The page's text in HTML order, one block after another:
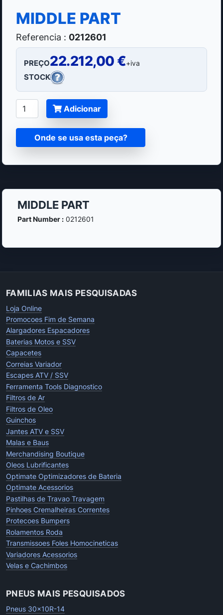
MIDDLE PART
Referencia : 0212601
PREÇO22.212,00 €+iva
STOCK
Adicionar
Onde se usa esta peça?
MIDDLE PART
Part Number :0212601
FAMILIAS MAIS PESQUISADAS
Loja Online
Promocoes Fim de Semana
Alargadores Espacadores
Baterias Motos e SSV
Capacetes
Correias Variador
Escapes ATV / SSV
Ferramenta Tools Diagnostico
Filtros de Ar
Filtros de Oleo
Guinchos
Jantes ATV e SSV
Malas e Baus
Merchandising Boutique
Oleos Lubrificantes
Optimate Optimizadores de Bateria
Optimate Acessorios
Pastilhas de Travao Travagem
Pinhoes Cremalheiras Correntes
Protecoes Bumpers
Rolamentos Roda
Transmissoes Foles Homocineticas
Variadores Acessorios
Velas e Cachimbos
PNEUS MAIS PESQUISADOS
Pneus 30x10R-14